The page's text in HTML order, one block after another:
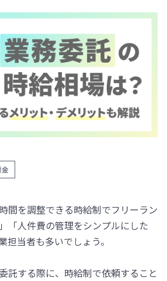
間を調整できる時給制でフリーラン
「人件費の管理をシンプルにした
担当者も多いでしょう。
託する際に、時給制で依頼すること